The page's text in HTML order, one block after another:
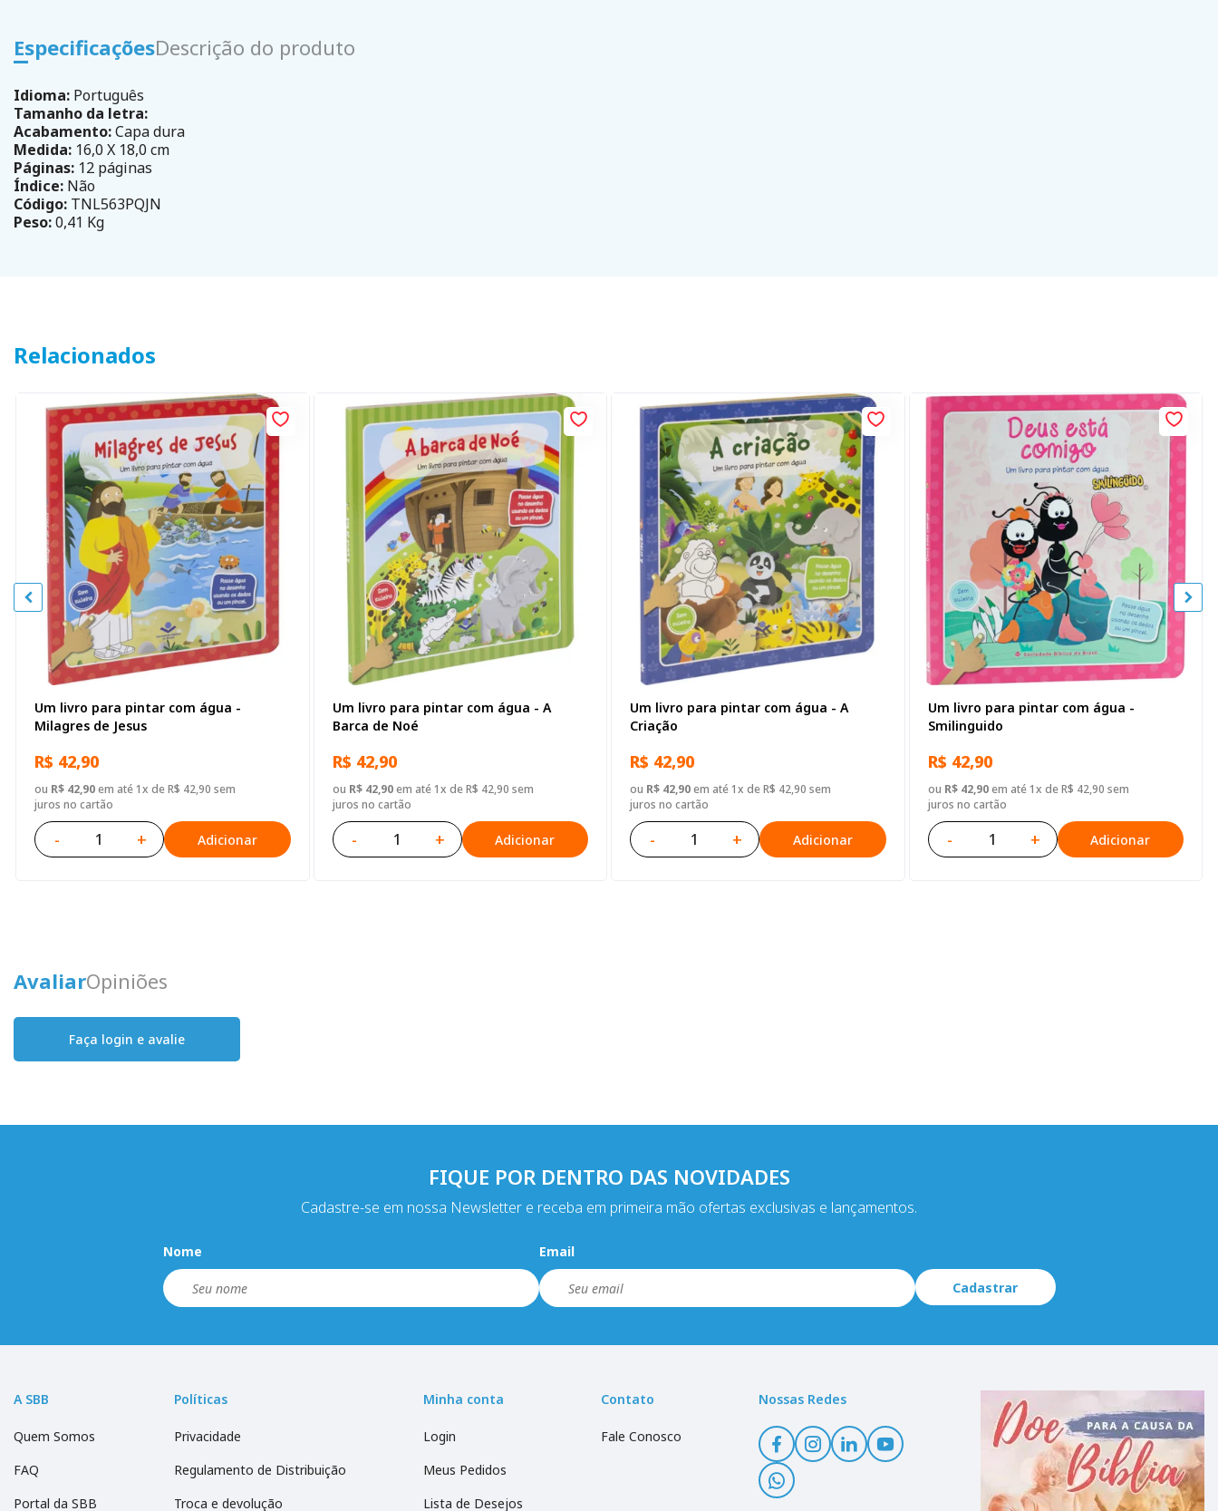
EspecificaçõesDescrição do produto
Idioma: Português
Tamanho da letra:
Acabamento:Capa dura
Medida: 16,0 X 18,0 cm
Páginas: 12 páginas
Índice: Não
Código: TNL563PQJN
Peso:0,41 Kg
Relacionados
Um livro para pintar com água -
Milagres de Jesus
R$ 42,90
ou R$ 42,90em até 1x de R$ 42,90 sem
juros no cartão
- + Adicionar
Um livro para pintar com água - A
Barca de Noé
R$ 42,90
ou R$ 42,90em até 1x de R$ 42,90 sem
juros no cartão
- + Adicionar
Um livro para pintar com água - A
Criação
R$ 42,90
ou R$ 42,90em até 1x de R$ 42,90 sem
juros no cartão
- + Adicionar
Um livro para pintar com água -
Smilinguido
R$ 42,90
ou R$ 42,90em até 1x de R$ 42,90 sem
juros no cartão
- + Adicionar
AvaliarOpiniões
Faça login e avalie
FIQUE POR DENTRO DAS NOVIDADES
Cadastre-se em nossa Newsletter e receba em primeira mão ofertas exclusivas e lançamentos.
Nome Email
Cadastrar
A SBB
Quem Somos
FAQ
Portal da SBB
Políticas
Privacidade
Regulamento de Distribuição
Troca e devolução
Minha conta
Login
Meus Pedidos
Lista de Desejos
Contato
Fale Conosco
Nossas Redes